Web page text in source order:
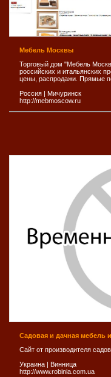
Мебель Москвы
Торговый дом "Мебель
российских и итальянских
цены, распродажи. Прямые
Россия
Мичуринск
http://mebmoscow.ru
Садовая и дачная мебель
Сайт от производителя
Украина
Винница
http://www.robinia.com.ua